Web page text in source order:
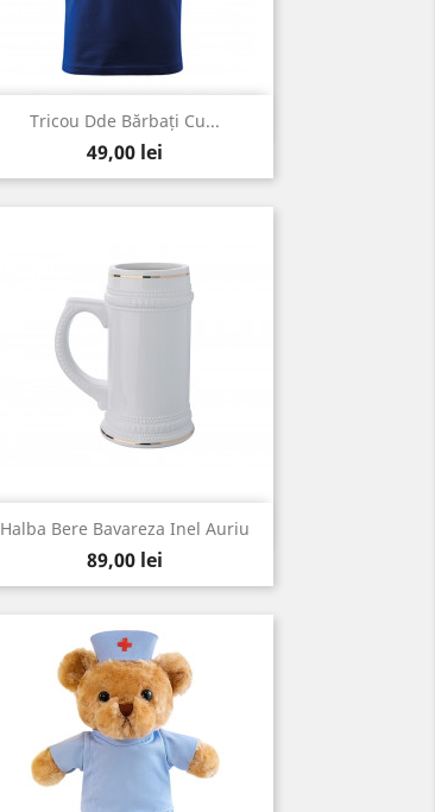
Tricou Dde Bărbați Cu...
Pret
49,00 lei
Vizualizare rapida
Alb Rosu
Halba Bere Bavareza Inel Auriu
Pret
89,00 lei
Vizualizare rapida